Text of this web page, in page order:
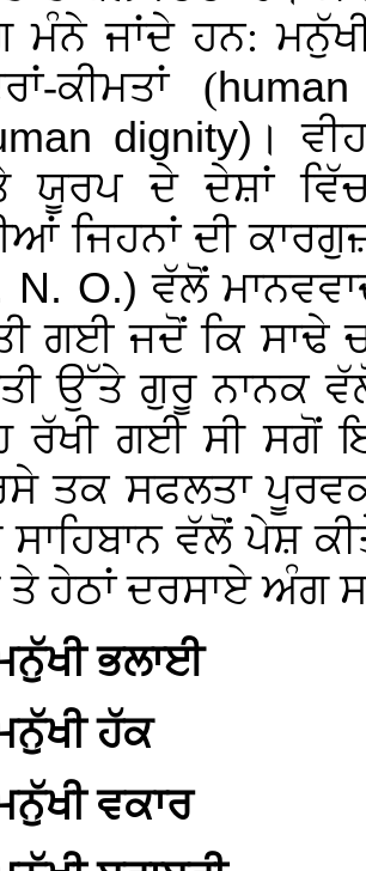
ਮੰਨੇ ਜਾਂਦੇ ਹਨ:
ਕੀਮਤਾਂ (
dignity) ।
ਯੂਰਪ ਦੇ ਦੇਸ਼ਾਂ ਵਿੱਚ
ਜਿਹਨਾਂ ਦੀ
N. O.) ਵੱਲੋਂ
ਗਈ ਜਦੋਂ ਕਿ ਸਾਢੇ
ਉੱਤੇ ਗੁਰੂ ਨਾਨਕ
ਰੱਖੀ ਗਈ ਸੀ ਸਗੋਂ
ਤਕ ਸਫਲਤਾ
ਵੱਲੋਂ ਪੇਸ਼
ਤੇ ਹੇਠਾਂ ਦਰਸਾਏ ਅੰਗ
ਭਲਾਈ
ਹੱਕ
ਵਕਾਰ